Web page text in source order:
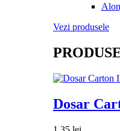
Vezi produsele
Dosar